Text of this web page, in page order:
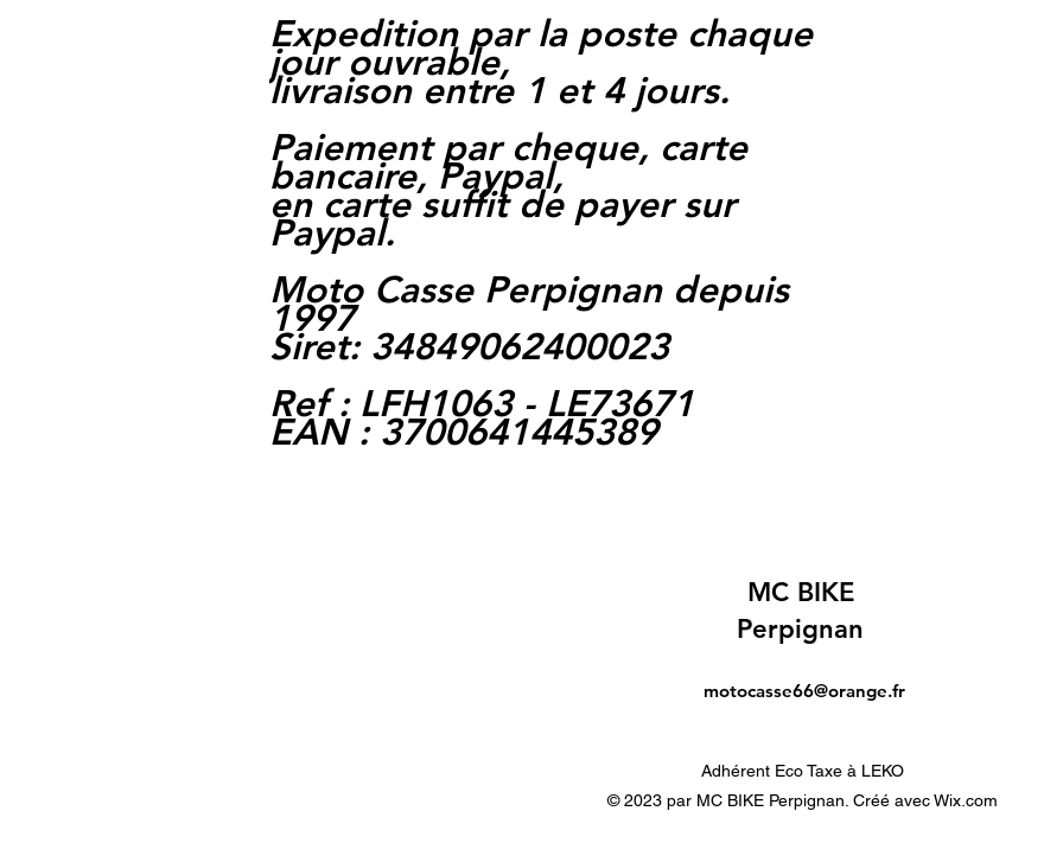
Expedition par la poste chaque
jour ouvrable,
livraison entre 1 et 4 jours.
Paiement par cheque, carte
bancaire, Paypal,
en carte suffit de payer sur
Paypal.
Moto Casse Perpignan depuis
1997
Siret: 34849062400023
Ref : LFH1063 - LE73671
EAN : 3700641445389
MC BIKE
Perpignan
motocasse66@orange.fr
Adhérent Eco Taxe à LEKO
© 2023 par MC BIKE Perpignan. Créé avec Wix.com